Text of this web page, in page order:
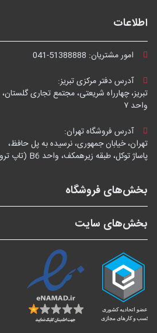
اطلاعات
امور مشتریان: 041-51388888
آدرس دفتر مرکزی تبریز:
تبریز، چهارراه شریعتی، مجتمع تجاری گلستان،
واحد ۷
آدرس فروشگاه تهران:
تهران، خیابان جمهوری، نرسیده به پل حافظ،
پاساژ توکل، طبقه زیرهمکف، واحد B6 (تاپ ترونیک)
بخش‌های فروشگاه
بخش‌های سایت